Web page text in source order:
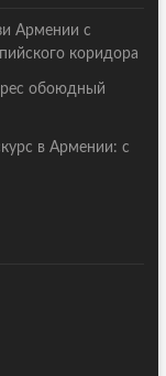
Армении с
коридора
обоюдный
в Армении: с